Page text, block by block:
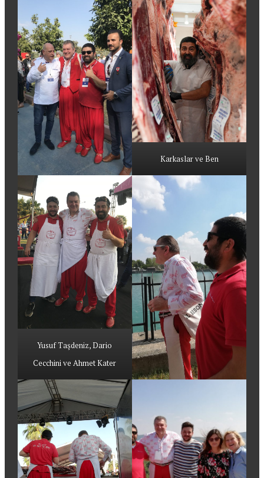
Karkaslar ve Ben
Yusuf Taşdeniz, Dario
Cecchini ve Ahmet Kater